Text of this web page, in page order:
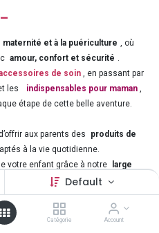
Default
Catégorie Account
-
maternité et à la puériculture
, où
amour, confort et sécurité
de soin
, en passant par
les indispensables pour maman
étape de cette belle aventure.
aux parents des
produits de
à la vie quotidienne.
votre enfant grâce à notre
large
, au meilleur rapport qualité-prix.
– Sécurité – Amour
: tout ce qu’il
bébé !